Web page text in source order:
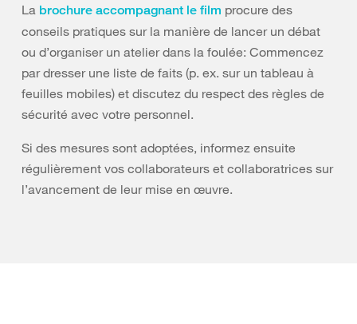
La brochure accompagnant le film procure des
conseils pratiques sur la manière de lancer un débat
ou d’organiser un atelier dans la foulée: Commencez
par dresser une liste de faits (p. ex. sur un tableau à
feuilles mobiles) et discutez du respect des règles de
sécurité avec votre personnel.
Si des mesures sont adoptées, informez ensuite
régulièrement vos collaborateurs et collaboratrices sur
l’avancement de leur mise en œuvre.